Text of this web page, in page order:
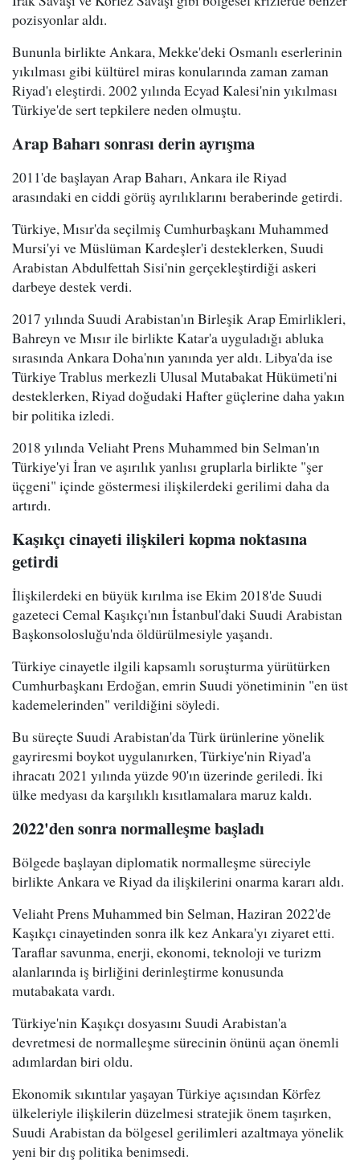
pozisyonlar aldı.
Bununla birlikte Ankara, Mekke'deki Osmanlı eserlerinin
yıkılması gibi kültürel miras konularında zaman zaman
Riyad'ı eleştirdi. 2002 yılında Ecyad Kalesi'nin yıkılması
Türkiye'de sert tepkilere neden olmuştu.
Arap Baharı sonrası derin ayrışma
2011'de başlayan Arap Baharı, Ankara ile Riyad
arasındaki en ciddi görüş ayrılıklarını beraberinde getirdi.
Türkiye, Mısır'da seçilmiş Cumhurbaşkanı Muhammed
Mursi'yi ve Müslüman Kardeşler'i desteklerken, Suudi
Arabistan Abdulfettah Sisi'nin gerçekleştirdiği askeri
darbeye destek verdi.
2017 yılında Suudi Arabistan'ın Birleşik Arap Emirlikleri,
Bahreyn ve Mısır ile birlikte Katar'a uyguladığı abluka
sırasında Ankara Doha'nın yanında yer aldı. Libya'da ise
Türkiye Trablus merkezli Ulusal Mutabakat Hükümeti'ni
desteklerken, Riyad doğudaki Hafter güçlerine daha yakın
bir politika izledi.
2018 yılında Veliaht Prens Muhammed bin Selman'ın
Türkiye'yi İran ve aşırılık yanlısı gruplarla birlikte "şer
üçgeni" içinde göstermesi ilişkilerdeki gerilimi daha da
artırdı.
Kaşıkçı cinayeti ilişkileri kopma noktasına
getirdi
İlişkilerdeki en büyük kırılma ise Ekim 2018'de Suudi
gazeteci Cemal Kaşıkçı'nın İstanbul'daki Suudi Arabistan
Başkonsolosluğu'nda öldürülmesiyle yaşandı.
Türkiye cinayetle ilgili kapsamlı soruşturma yürütürken
Cumhurbaşkanı Erdoğan, emrin Suudi yönetiminin "en üst
kademelerinden" verildiğini söyledi.
Bu süreçte Suudi Arabistan'da Türk ürünlerine yönelik
gayriresmi boykot uygulanırken, Türkiye'nin Riyad'a
ihracatı 2021 yılında yüzde 90'ın üzerinde geriledi. İki
ülke medyası da karşılıklı kısıtlamalara maruz kaldı.
2022'den sonra normalleşme başladı
Bölgede başlayan diplomatik normalleşme süreciyle
birlikte Ankara ve Riyad da ilişkilerini onarma kararı aldı.
Veliaht Prens Muhammed bin Selman, Haziran 2022'de
Kaşıkçı cinayetinden sonra ilk kez Ankara'yı ziyaret etti.
Taraflar savunma, enerji, ekonomi, teknoloji ve turizm
alanlarında iş birliğini derinleştirme konusunda
mutabakata vardı.
Türkiye'nin Kaşıkçı dosyasını Suudi Arabistan'a
devretmesi de normalleşme sürecinin önünü açan önemli
adımlardan biri oldu.
Ekonomik sıkıntılar yaşayan Türkiye açısından Körfez
ülkeleriyle ilişkilerin düzelmesi stratejik önem taşırken,
Suudi Arabistan da bölgesel gerilimleri azaltmaya yönelik
yeni bir dış politika benimsedi.